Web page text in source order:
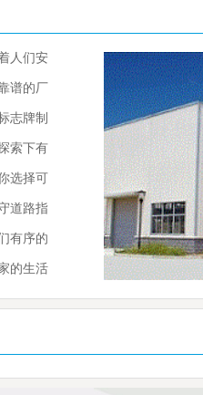
人们安
谱的厂
志牌制
索下有
选择可
道路指
有序的
的生活